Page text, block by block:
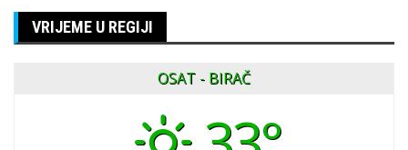
VRIJEME U REGIJI
OSAT - BIRAČ